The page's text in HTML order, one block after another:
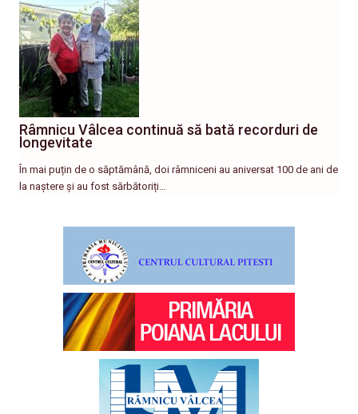
Râmnicu Vâlcea continuă să bată recorduri de
longevitate
În mai puțin de o săptămână, doi râmniceni au aniversat 100 de ani de
la naștere și au fost sărbătoriți…